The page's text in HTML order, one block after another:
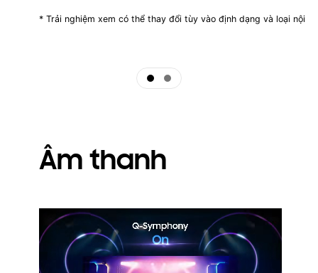
* Trải nghiệm xem có thể thay đổi tùy vào định dạng và loại nội
Âm thanh